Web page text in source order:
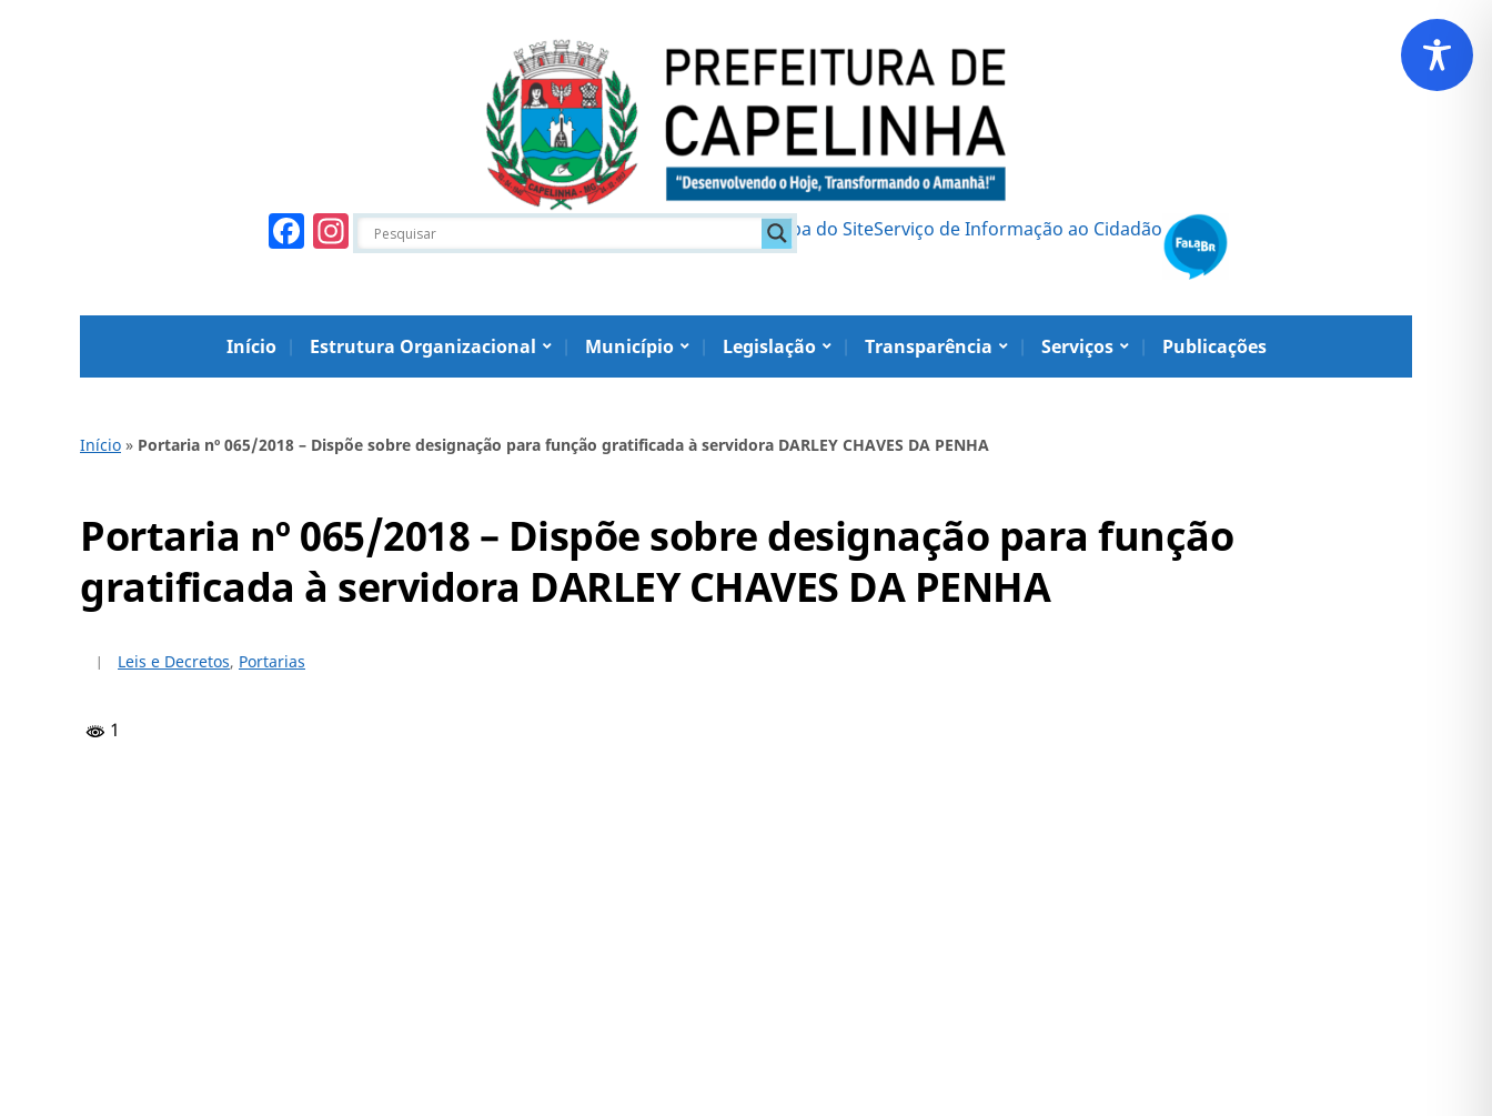
Facebook
Instagram Mapa do SiteServiço de Informação ao Cidadão
Início Estrutura Organizacional Município Legislação Transparência Serviços Publicações
Início » Portaria nº 065/2018 – Dispõe sobre designação para função gratificada à servidora DARLEY CHAVES DA PENHA
Portaria nº 065/2018 – Dispõe sobre designação para função
gratificada à servidora DARLEY CHAVES DA PENHA
Leis e Decretos, Portarias
1